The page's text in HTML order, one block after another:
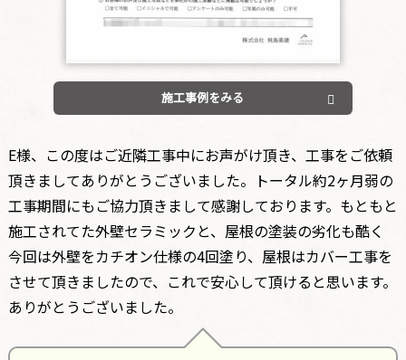
施工事例をみる
E様、この度はご近隣工事中にお声がけ頂き、工事をご依頼
頂きましてありがとうございました。トータル約2ヶ月弱の
工事期間にもご協力頂きまして感謝しております。もともと
施工されてた外壁セラミックと、屋根の塗装の劣化も酷く
今回は外壁をカチオン仕様の4回塗り、屋根はカバー工事を
させて頂きましたので、これで安心して頂けると思います。
ありがとうございました。